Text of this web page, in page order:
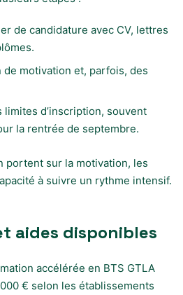
de candidature avec CV, lettres
motivation et, parfois, des
limites d’inscription, souvent
la rentrée de septembre.
portent sur la motivation, les
à suivre un rythme intensif.
aides disponibles
accélérée en BTS GTLA
€ selon les établissements